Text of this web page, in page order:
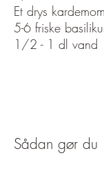
Et drys
5-6 friske
1/2 - 1 dl vand
Sådan gør du